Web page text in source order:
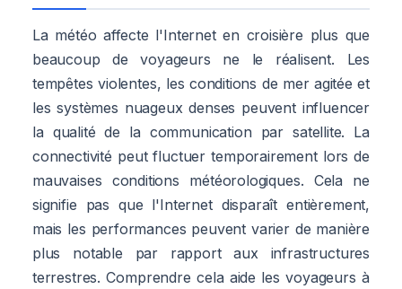
La météo affecte l'Internet en croisière plus que
beaucoup de voyageurs ne le réalisent. Les
tempêtes violentes, les conditions de mer agitée et
les systèmes nuageux denses peuvent influencer
la qualité de la communication par satellite. La
connectivité peut fluctuer temporairement lors de
mauvaises conditions météorologiques. Cela ne
signifie pas que l'Internet disparaît entièrement,
mais les performances peuvent varier de manière
plus notable par rapport aux infrastructures
terrestres. Comprendre cela aide les voyageurs à